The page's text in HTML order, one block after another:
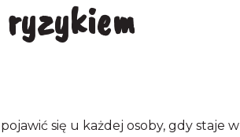
się u każdej osoby, gdy staje w